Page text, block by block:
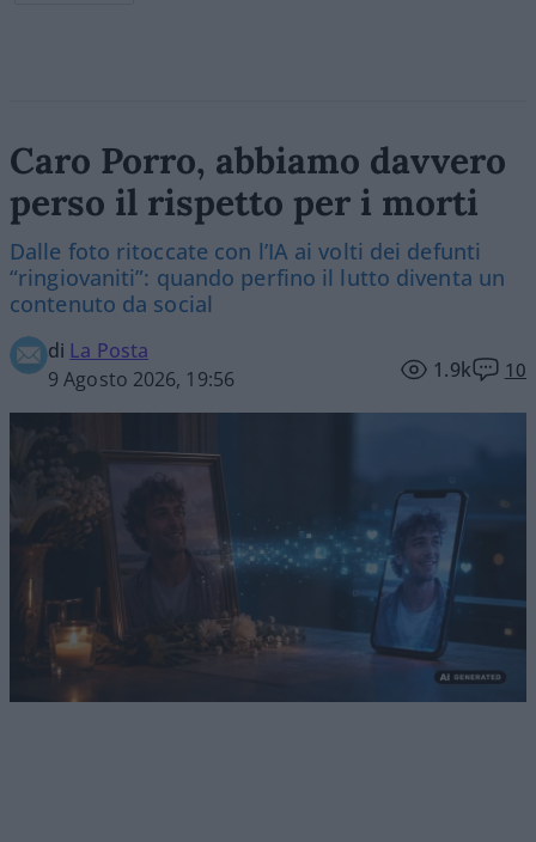
Caro Porro, abbiamo davvero
perso il rispetto per i morti
Dalle foto ritoccate con l’IA ai volti dei defunti
“ringiovaniti”: quando perfino il lutto diventa un
contenuto da social
di La Posta
9 Agosto 2026, 19:56
1.9k 10